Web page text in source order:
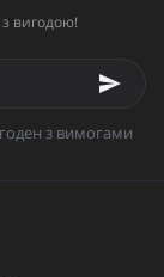
вигодою!
з вимогами